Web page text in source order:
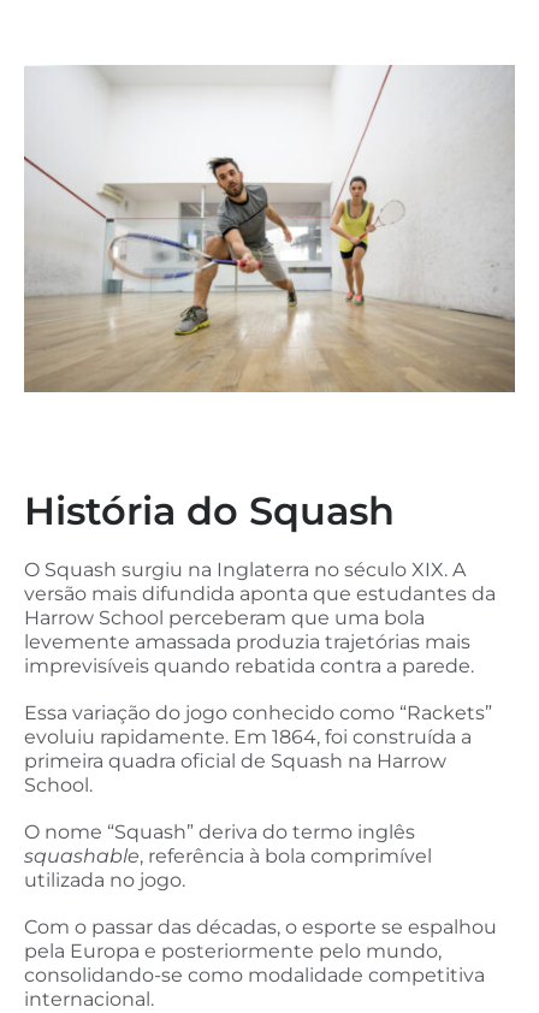
História do Squash
O Squash surgiu na Inglaterra no século XIX. A
versão mais difundida aponta que estudantes da
Harrow School perceberam que uma bola
levemente amassada produzia trajetórias mais
imprevisíveis quando rebatida contra a parede.
Essa variação do jogo conhecido como “Rackets”
evoluiu rapidamente. Em 1864, foi construída a
primeira quadra oficial de Squash na Harrow
School.
O nome “Squash” deriva do termo inglês
squashable, referência à bola comprimível
utilizada no jogo.
Com o passar das décadas, o esporte se espalhou
pela Europa e posteriormente pelo mundo,
consolidando-se como modalidade competitiva
internacional.